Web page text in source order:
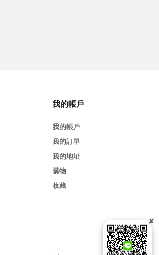
我的帳戶
我的帳戶
我的訂單
我的地址
購物
收藏
✘